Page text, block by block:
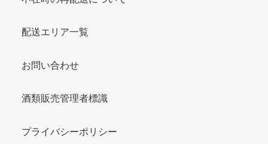
配送エリア一覧
お問い合わせ
酒類販売管理者標識
プライバシーポリシー